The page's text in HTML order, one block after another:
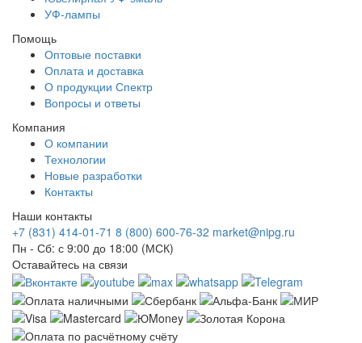
УФ-лампы
Помощь
Оптовые поставки
Оплата и доставка
О продукции Спектр
Вопросы и ответы
Компания
О компании
Технологии
Новые разработки
Контакты
Наши контакты
+7 (831) 414-01-71 8 (800) 600-76-32 market@nipg.ru
Пн - Сб: с 9:00 до 18:00 (МСК)
Оставайтесь на связи